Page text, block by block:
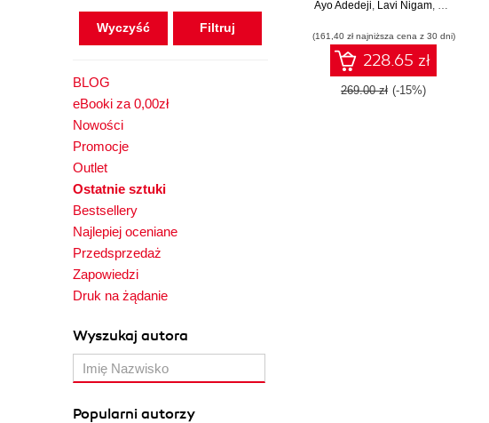
Wyczyść
BLOG
eBooki za 0,00zł
Nowości
Promocje
Outlet
Ostatnie sztuki
Bestsellery
Najlepiej oceniane
Przedsprzedaż
Zapowiedzi
Druk na żądanie
Wyszukaj autora
Popularni autorzy
and Agents
Ayo Adedeji, Lavi Nigam, Sarita Joshi
(161,40 zł najniższa cena z 30 dni)
228.65 zł
269.00 zł (-15%)